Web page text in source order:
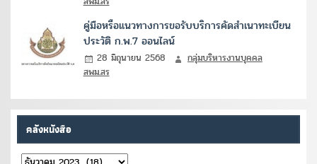
คู่มือหรือแนวทางการขอรับบริการคัดสำเนาทะเบียน
ประวัติ ก.พ.7 ออนไลน์
28 มิถุนายน 2568
กลุ่มบริหารงานบุคคล
สพม.สร
คลังหนังสือ
คลัง